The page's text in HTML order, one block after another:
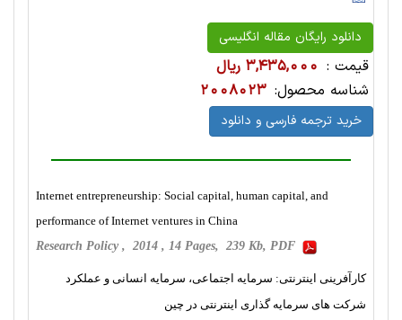
دانلود رایگان مقاله انگلیسی
قیمت : 3,435,000 ریال
شناسه محصول: 2008023
خرید ترجمه فارسی و دانلود
Internet entrepreneurship: Social capital, human capital, and
performance of Internet ventures in China
Research Policy , 2014 , 14 Pages, 239 Kb, PDF
کارآفرینی اینترنتی: سرمایه اجتماعی، سرمایه انسانی و عملکرد
شرکت های سرمایه گذاری اینترنتی در چین